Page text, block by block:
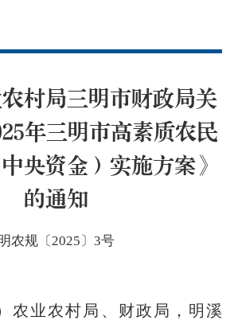
村局三明市财政局关
年三明市高素质农民
央资金）实施方案》
的通知
农规〔2025〕3号
农业农村局、财政局，明溪